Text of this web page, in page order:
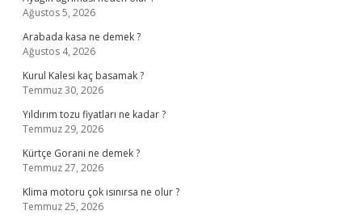
Ağustos 5, 2026
Arabada kasa ne demek ?
Ağustos 4, 2026
Kurul Kalesi kaç basamak ?
Temmuz 30, 2026
Yıldırım tozu fiyatları ne kadar ?
Temmuz 29, 2026
Kürtçe Gorani ne demek ?
Temmuz 27, 2026
Klima motoru çok ısınırsa ne olur ?
Temmuz 25, 2026